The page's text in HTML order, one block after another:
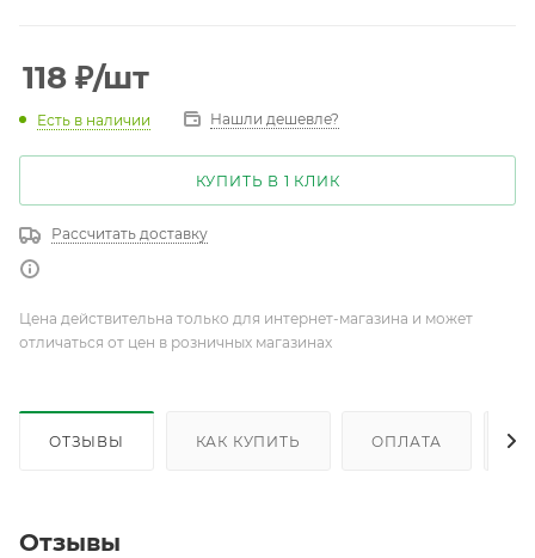
118 ₽/шт
Есть в наличии Нашли дешевле?
КУПИТЬ В 1 КЛИК
Рассчитать доставку
Цена действительна только для интернет-магазина и может
отличаться от цен в розничных магазинах
ОТЗЫВЫ КАК КУПИТЬ ОПЛАТА
Отзывы